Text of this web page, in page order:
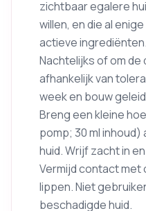
zichtbaar egalere
willen, en die al
actieve
Nachtelijks of om de
afhankelijk van
week en bouw
Breng een kleine
pomp; 30 ml
huid. Wrijf zacht in
Vermijd contact
lippen. Niet
beschadigde huid.